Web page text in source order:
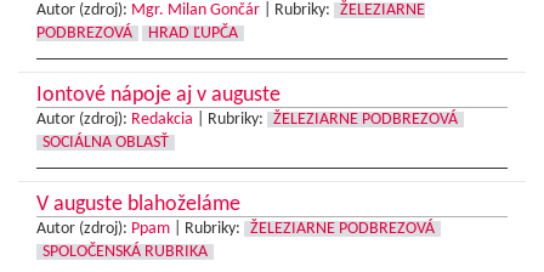
Autor (zdroj): Mgr. Milan Gončár Rubriky:
ŽELEZIARNE
PODBREZOVÁ
HRAD ĽUPČA
Iontové nápoje aj v auguste
Autor (zdroj): Redakcia Rubriky:
ŽELEZIARNE PODBREZOVÁ
SOCIÁLNA OBLASŤ
V auguste blahoželáme
Autor (zdroj): Ppam Rubriky:
ŽELEZIARNE PODBREZOVÁ
SPOLOČENSKÁ RUBRIKA